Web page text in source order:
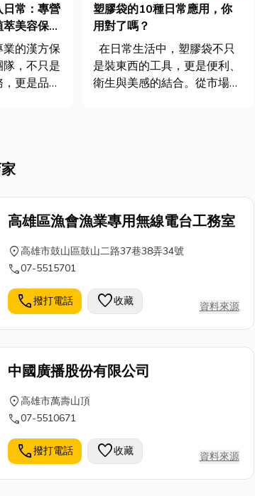
常：專營
美容保養
站式服務
的漢方保
，不只是
更是品牌
爭力。
塑膠袋的10種日常應用，你
用對了嗎？
在日常生活中，塑膠袋不只
是裝東西的工具，更是便利、
衛生與美感的結合。從市場買
高雄區漁會漁業專用無線電台工務室
location_on高雄市鼓山區鼓山二路37巷38弄34號
call07-5515701
call撥打電話 favorite收藏 資料來源
中國廣播股份有限公司
location_on高雄市萬壽山頂
call07-5510671
call撥打電話 favorite收藏 資料來源